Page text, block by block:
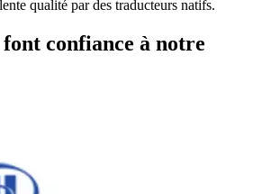
qualité par des traducteurs natifs.
confiance à notre